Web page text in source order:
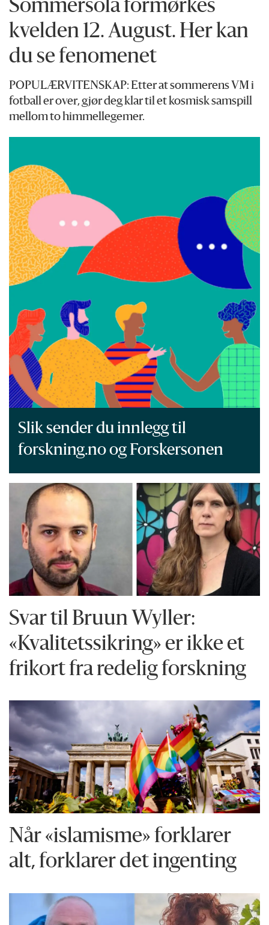
Sommersola formørkes
kvelden 12. August. Her kan
du se fenomenet
POPULÆRVITENSKAP: Etter at sommerens VM i
fotball er over, gjør deg klar til et kosmisk samspill
mellom to himmellegemer.
Slik sender du innlegg til
forskning.no og Forskersonen
Svar til Bruun Wyller:
«Kvalitetssikring» er ikke et
frikort fra redelig forskning
Når «islamisme» forklarer
alt, forklarer det ingenting